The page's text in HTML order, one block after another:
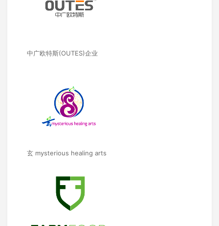
中广欧特斯(OUTES)企业
玄 mysterious healing arts